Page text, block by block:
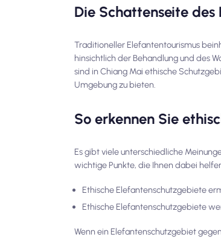
Die Schattenseite
Traditioneller Elefantentourismus
hinsichtlich der Behandlung und des
sind in Chiang Mai ethische
Umgebung zu bieten.
So erkennen Sie
Es gibt viele unterschiedliche
wichtige Punkte, die Ihnen dabei
Ethische Elefantenschutzgebiete
Ethische Elefantenschutzgebiete
Wenn ein Elefantenschutzgebiet